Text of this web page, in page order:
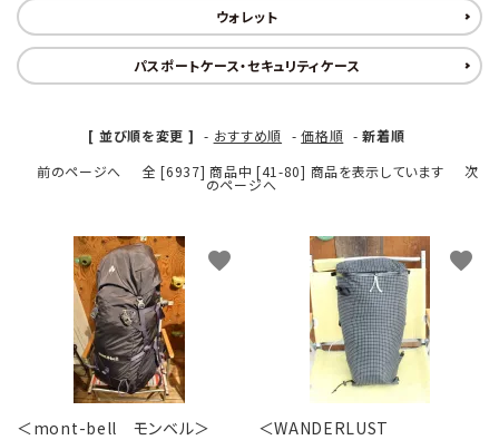
ウォレット
パスポートケース・セキュリティケース
[ 並び順を変更 ] - おすすめ順 -価格順 -新着順
前のページへ
全 [6937] 商品中 [41-80] 商品を表示しています 次
のページへ
＜mont-bell モンベル＞
favorite
＜WANDERLUST
favorite